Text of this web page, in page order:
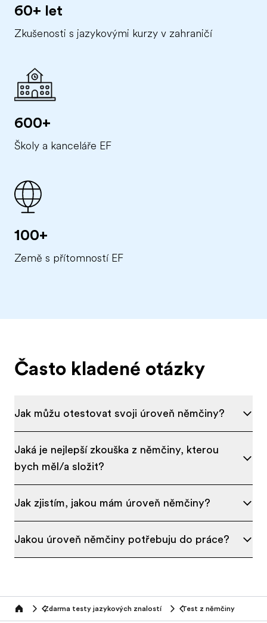
60+ let
Zkušenosti s jazykovými kurzy v zahraničí
600+
Školy a kanceláře EF
100+
Země s přítomností EF
Často kladené otázky
Jak můžu otestovat svoji úroveň němčiny?
Jaká je nejlepší zkouška z němčiny, kterou
bych měl/a složit?
Jak zjistím, jakou mám úroveň němčiny?
Jakou úroveň němčiny potřebuju do práce?
Home Zdarma testy jazykových znalostí Test z němčiny